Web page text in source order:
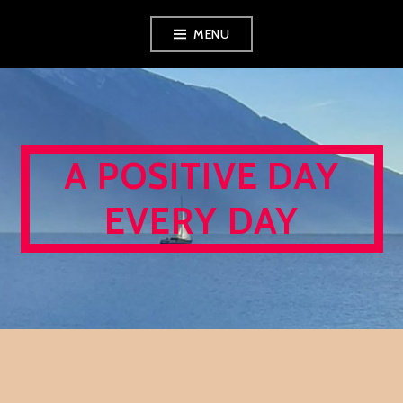
content
MENU
A POSITIVE DAY
EVERY DAY